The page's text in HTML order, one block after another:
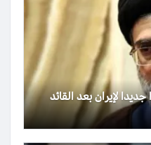
لإيران بعد القائد